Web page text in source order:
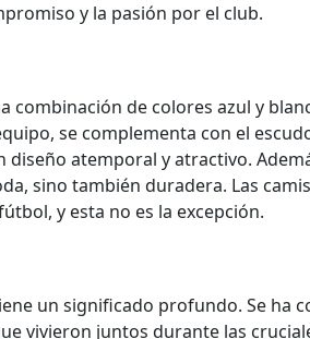
y la pasión por el club.
combinación de colores azul y
se complementa con el
atemporal y atractivo.
sino también duradera. Las
y esta no es la excepción.
un significado profundo. Se ha
vivieron juntos durante las